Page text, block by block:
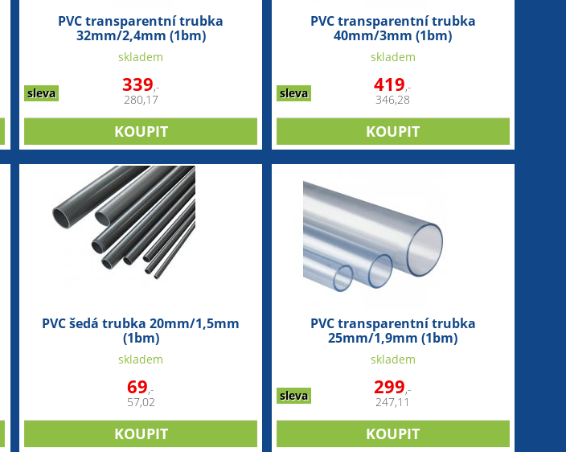
PVC transparentní trubka
32mm/2,4mm (1bm)
sleva
skladem
339,-
280,17
PVC transparentní trubka
40mm/3mm (1bm)
sleva
skladem
419,-
346,28
PVC šedá trubka 20mm/1,5mm
(1bm)
skladem
69,-
57,02
PVC transparentní trubka
25mm/1,9mm (1bm)
sleva
skladem
299,-
247,11